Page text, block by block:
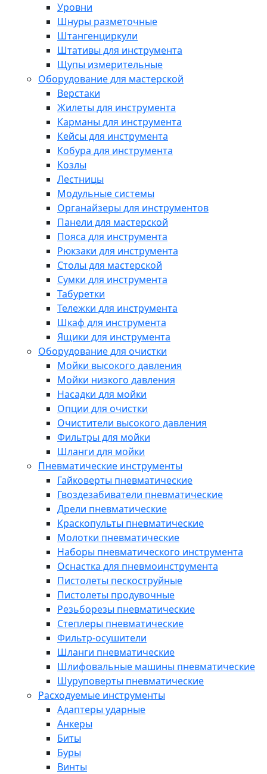
Уровни
Шнуры разметочные
Штангенциркули
Штативы для инструмента
Щупы измерительные
Оборудование для мастерской
Верстаки
Жилеты для инструмента
Карманы для инструмента
Кейсы для инструмента
Кобура для инструмента
Козлы
Лестницы
Модульные системы
Органайзеры для инструментов
Панели для мастерской
Пояса для инструмента
Рюкзаки для инструмента
Столы для мастерской
Сумки для инструмента
Табуретки
Тележки для инструмента
Шкаф для инструмента
Ящики для инструмента
Оборудование для очистки
Мойки высокого давления
Мойки низкого давления
Насадки для мойки
Опции для очистки
Очистители высокого давления
Фильтры для мойки
Шланги для мойки
Пневматические инструменты
Гайковерты пневматические
Гвоздезабиватели пневматические
Дрели пневматические
Краскопульты пневматические
Молотки пневматические
Наборы пневматического инструмента
Оснастка для пневмоинструмента
Пистолеты пескоструйные
Пистолеты продувочные
Резьборезы пневматические
Степлеры пневматические
Фильтр-осушители
Шланги пневматические
Шлифовальные машины пневматические
Шуруповерты пневматические
Расходуемые инструменты
Адаптеры ударные
Анкеры
Биты
Буры
Винты